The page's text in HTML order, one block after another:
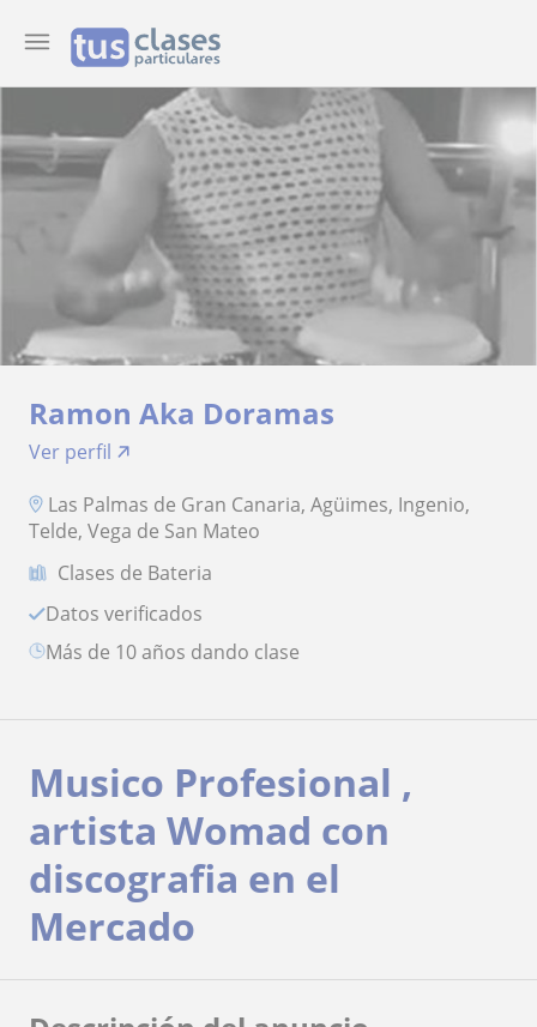
Ramon Aka Doramas
Ver perfil
Las Palmas de Gran Canaria, Agüimes, Ingenio,
Telde, Vega de San Mateo
Clases de Bateria
Datos verificados
más de 10 años dando clase
Musico Profesional ,
artista Womad con
discografia en el
Mercado